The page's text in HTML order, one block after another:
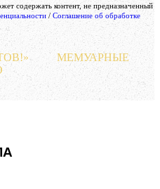
содержать контент, не предназначенный
/ Соглашение об обработке
МЕМУАРНЫЕ